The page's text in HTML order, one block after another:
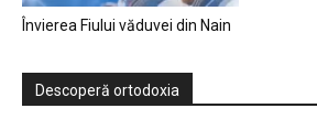
Învierea Fiului văduvei din Nain
Descoperă ortodoxia